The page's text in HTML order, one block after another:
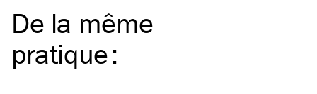
De la même
pratique: